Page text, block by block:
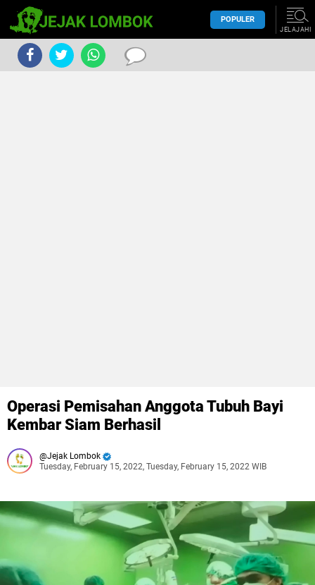
POPULER
JELAJAHI
Operasi Pemisahan Anggota Tubuh Bayi
Kembar Siam Berhasil
Jejak Lombok
Tuesday, February 15, 2022, Tuesday, February 15, 2022 WIB